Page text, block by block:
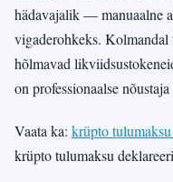
hädavajalik — manuaalne
vigaderohkeks. Kolmandal
hõlmavad
on professionaalse
Vaata ka: krüpto
krüpto tulumaksu